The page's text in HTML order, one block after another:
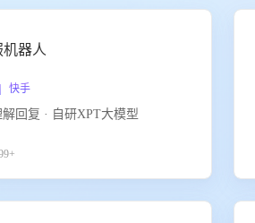
器人
快手
回复 · 自研XPT大模型